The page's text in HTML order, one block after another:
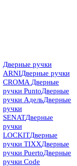
Дверные ручки
ARNIДверные ручки
CROMA Дверные
ручки PuntoДверные
ручки АдельДверные
ручки
SENATДверные
ручки
LOCKITДверные
ручки TIXXДверные
ручки PuertoДверные
ручки Code